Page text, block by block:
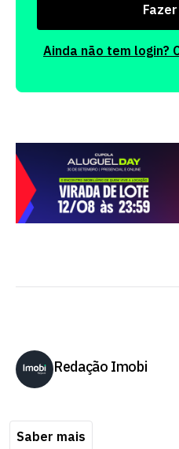
Ainda não tem login?
Redação Imobi
Saber mais